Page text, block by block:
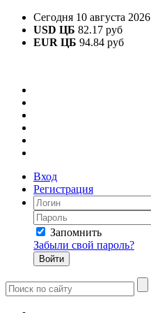
Сегодня 10 августа 2026
USD ЦБ 82.17 руб
EUR ЦБ 94.84 руб
Вход
Регистрация
Запомнить
Забыли свой пароль?